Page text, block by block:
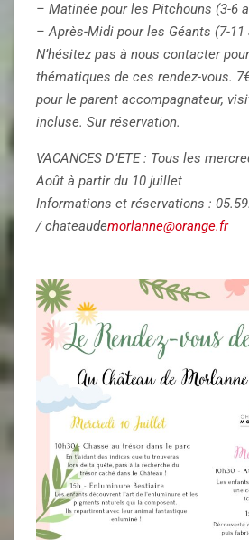
– Matinée pour les Pitchouns (3-6
– Après-Midi pour les Géants (7-11
N’hésitez pas à nous contacter
thématiques de ces rendez-vous.
pour le parent accompagnateur,
incluse. Sur réservation.
VACANCES D’ETE : Tous les
Août à partir du 10 juillet
Informations et réservations :
/ chateaudemorlanne@orange.fr